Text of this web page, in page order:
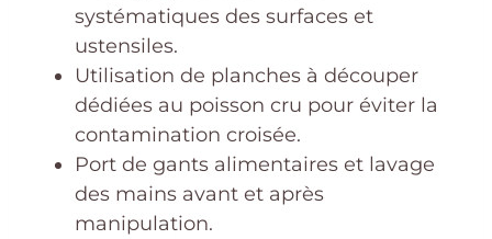
systématiques des surfaces et
ustensiles.
Utilisation de planches à découper
dédiées au poisson cru pour éviter la
contamination croisée.
Port de gants alimentaires et lavage
des mains avant et après
manipulation.